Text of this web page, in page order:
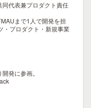
代表兼プロダクト責任
まで1人で開発を担
・プロダクト・新規事業
発に参画。